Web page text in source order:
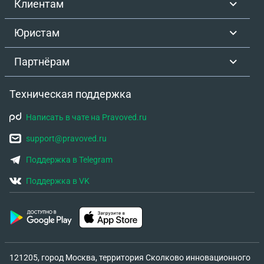
квартиры?Он мне говорит,что я буду оплачивать
все, он ничего платить не будет больше и вопросы
банка будут ко мне. Так же он не платит за жкх,
долг уже около 50 т.р. и дальше продолжает
снимаю квартиру и плачу за к/у хозяину
квартиры
Клиентам
Юристам
Партнёрам
Техническая поддержка
Написать в чате на Pravoved.ru
support@pravoved.ru
Поддержка в Telegram
Поддержка в VK
121205, город Москва, территория Сколково инновационного